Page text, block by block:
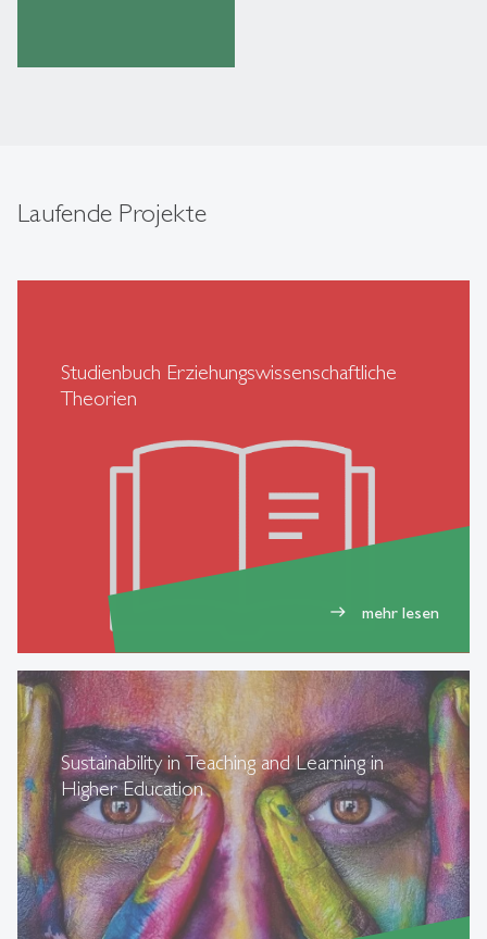
Laufende Projekte
Studienbuch Erziehungswissenschaftliche
Theorien
east mehr lesen
Sustainability in Teaching and Learning in
Higher Education